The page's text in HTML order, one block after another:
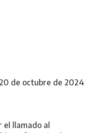
de octubre de 2024
llamado al